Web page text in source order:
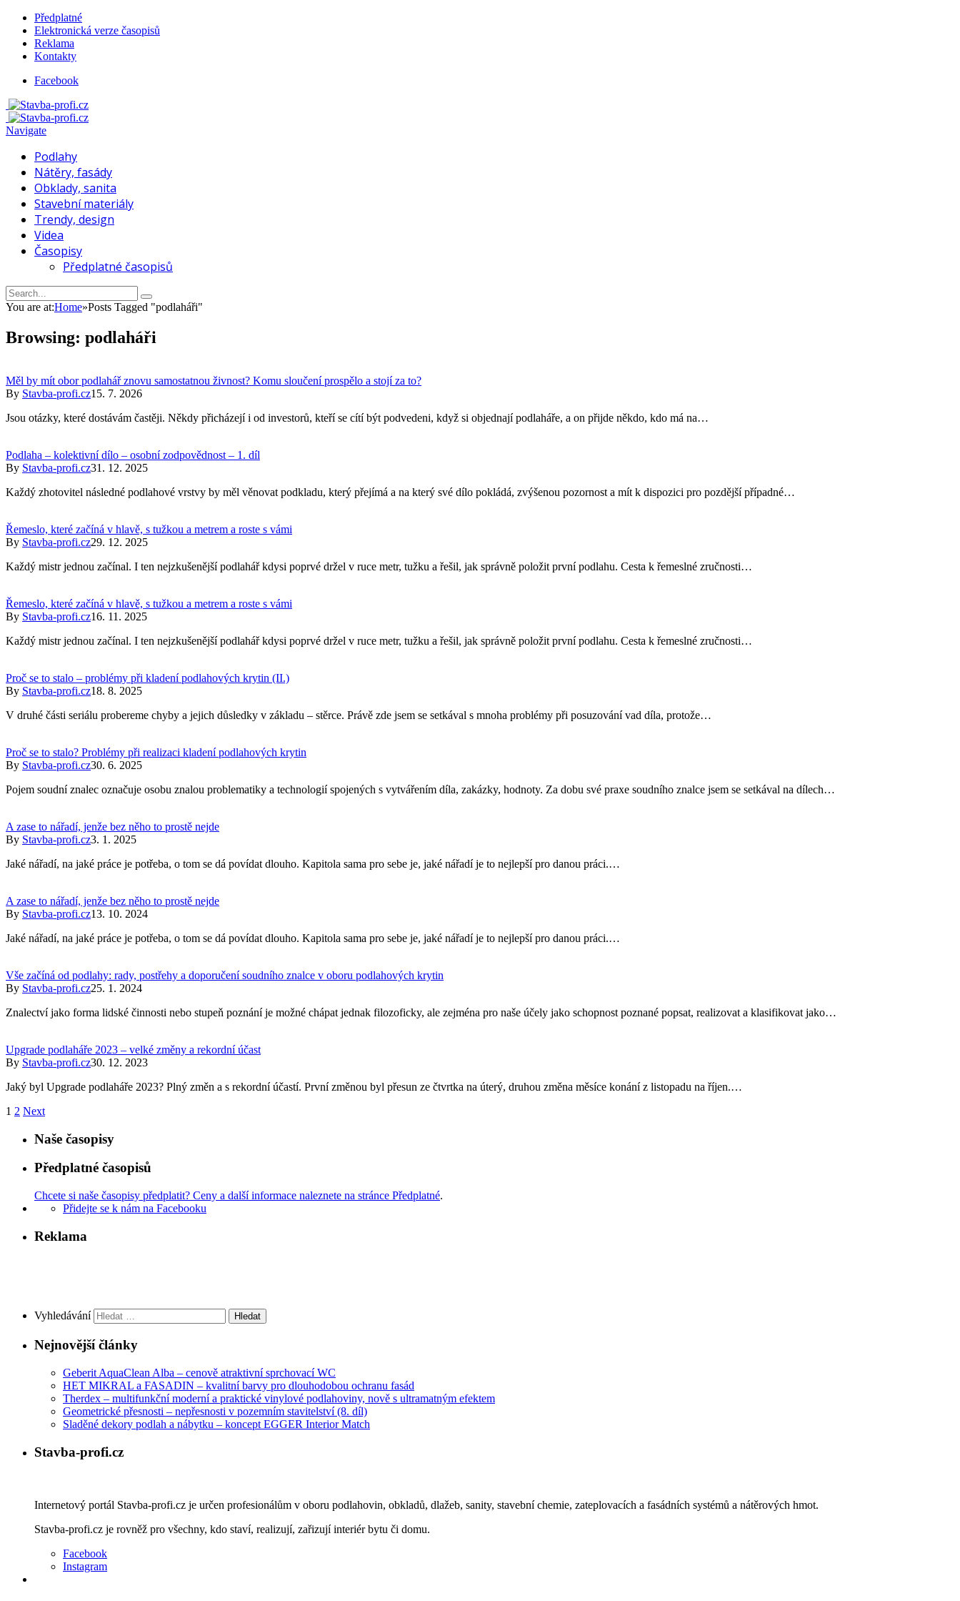
Předplatné
Elektronická verze časopisů
Reklama
Kontakty
Facebook
Navigate
Podlahy
Nátěry, fasády
Obklady, sanita
Stavební materiály
Trendy, design
Videa
Časopisy
Předplatné časopisů
You are at:Home»Posts Tagged "podlaháři"
Browsing: podlaháři
Měl by mít obor podlahář znovu samostatnou živnost? Komu sloučení prospělo a stojí za to?
By Stavba-profi.cz15. 7. 2026
Jsou otázky, které dostávám častěji. Někdy přicházejí i od investorů, kteří se cítí být podvedeni, když si objednají podlaháře, a on přijde někdo, kdo má na…
Podlaha – kolektivní dílo – osobní zodpovědnost – 1. díl
By Stavba-profi.cz31. 12. 2025
Každý zhotovitel následné podlahové vrstvy by měl věnovat podkladu, který přejímá a na který své dílo pokládá, zvýšenou pozornost a mít k dispozici pro pozdější případné…
Řemeslo, které začíná v hlavě, s tužkou a metrem a roste s vámi
By Stavba-profi.cz29. 12. 2025
Každý mistr jednou začínal. I ten nejzkušenější podlahář kdysi poprvé držel v ruce metr, tužku a řešil, jak správně položit první podlahu. Cesta k řemeslné zručnosti…
Řemeslo, které začíná v hlavě, s tužkou a metrem a roste s vámi
By Stavba-profi.cz16. 11. 2025
Každý mistr jednou začínal. I ten nejzkušenější podlahář kdysi poprvé držel v ruce metr, tužku a řešil, jak správně položit první podlahu. Cesta k řemeslné zručnosti…
Proč se to stalo – problémy při kladení podlahových krytin (II.)
By Stavba-profi.cz18. 8. 2025
V druhé části seriálu probereme chyby a jejich důsledky v základu – stěrce. Právě zde jsem se setkával s mnoha problémy při posuzování vad díla, protože…
Proč se to stalo? Problémy při realizaci kladení podlahových krytin
By Stavba-profi.cz30. 6. 2025
Pojem soudní znalec označuje osobu znalou problematiky a technologií spojených s vytvářením díla, zakázky, hodnoty. Za dobu své praxe soudního znalce jsem se setkával na dílech…
A zase to nářadí, jenže bez něho to prostě nejde
By Stavba-profi.cz3. 1. 2025
Jaké nářadí, na jaké práce je potřeba, o tom se dá povídat dlouho. Kapitola sama pro sebe je, jaké nářadí je to nejlepší pro danou práci.…
A zase to nářadí, jenže bez něho to prostě nejde
By Stavba-profi.cz13. 10. 2024
Jaké nářadí, na jaké práce je potřeba, o tom se dá povídat dlouho. Kapitola sama pro sebe je, jaké nářadí je to nejlepší pro danou práci.…
Vše začíná od podlahy: rady, postřehy a doporučení soudního znalce v oboru podlahových krytin
By Stavba-profi.cz25. 1. 2024
Znalectví jako forma lidské činnosti nebo stupeň poznání je možné chápat jednak filozoficky, ale zejména pro naše účely jako schopnost poznané popsat, realizovat a klasifikovat jako…
Upgrade podlaháře 2023 – velké změny a rekordní účast
By Stavba-profi.cz30. 12. 2023
Jaký byl Upgrade podlaháře 2023? Plný změn a s rekordní účastí. První změnou byl přesun ze čtvrtka na úterý, druhou změna měsíce konání z listopadu na říjen.…
1 2 Next
Naše časopisy
Předplatné časopisů
Chcete si naše časopisy předplatit? Ceny a další informace naleznete na stránce Předplatné.
Přidejte se k nám na Facebooku
Reklama
Vyhledávání
Nejnovější články
Geberit AquaClean Alba – cenově atraktivní sprchovací WC
HET MIKRAL a FASADIN – kvalitní barvy pro dlouhodobou ochranu fasád
Therdex – multifunkční moderní a praktické vinylové podlahoviny, nově s ultramatným efektem
Geometrické přesnosti – nepřesnosti v pozemním stavitelství (8. díl)
Sladěné dekory podlah a nábytku – koncept EGGER Interior Match
Stavba-profi.cz
Internetový portál Stavba-profi.cz je určen profesionálům v oboru podlahovin, obkladů, dlažeb, sanity, stavební chemie, zateplovacích a fasádních systémů a nátěrových hmot.
Stavba-profi.cz je rovněž pro všechny, kdo staví, realizují, zařizují interiér bytu či domu.
Facebook
Instagram